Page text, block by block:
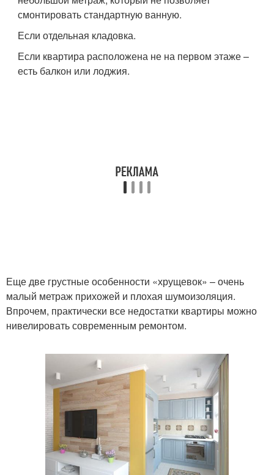
смонтировать стандартную ванную.
Если отдельная кладовка.
Если квартира расположена не на первом этаже –
есть балкон или лоджия.
Еще две грустные особенности «хрущевок» – очень
малый метраж прихожей и плохая шумоизоляция.
Впрочем, практически все недостатки квартиры можно
нивелировать современным ремонтом.